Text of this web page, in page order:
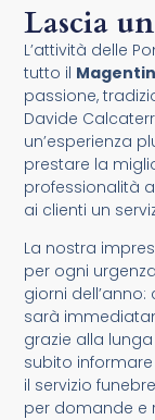
Lascia
L’attività delle
tutto il
passione,
Davide
un’esperienza
prestare la
professionalità
ai clienti un
La nostra
per ogni
giorni
sarà
grazie alla
subito
il servizio
per domande e